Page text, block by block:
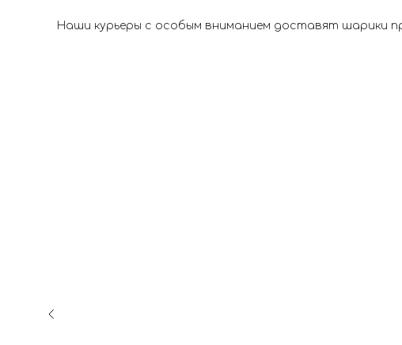
Наши курьеры с особым вниманием доставят шарики